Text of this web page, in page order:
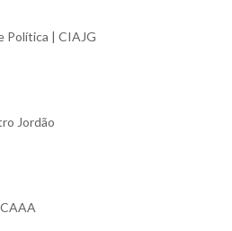
Política | CIAJG
Jordão